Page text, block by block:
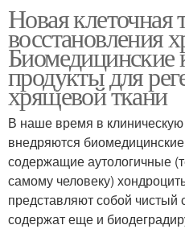
Новая клеточная
восстановления
Биомедицинские
продукты для
хрящевой ткани
В наше время в клиническую
внедряются
содержащие аутологичные
самому человеку)
представляют собой чистый
содержат еще и